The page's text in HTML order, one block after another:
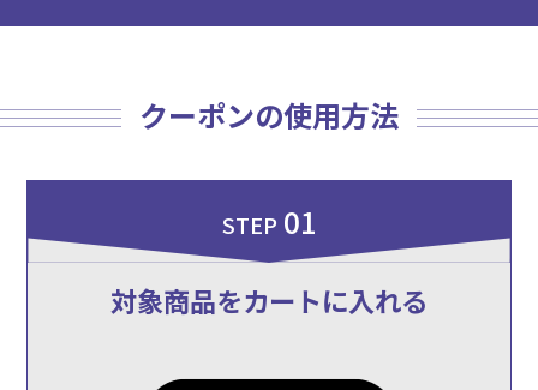
クーポンの使用方法
STEP 01
対象商品をカートに入れる